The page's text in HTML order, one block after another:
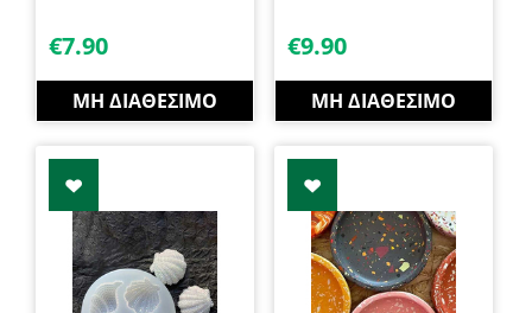
€7.90
ΜΗ ΔΙΑΘΈΣΙΜΟ
€9.90
ΜΗ ΔΙΑΘΈΣΙΜΟ